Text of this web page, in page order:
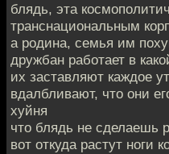
блядь, эта
транснациональным
а родина, семья им
дружбан работает в
их заставляют каждое
вдалбливают, что они
хуйня
что блядь не сделаешь
вот откуда растут ноги